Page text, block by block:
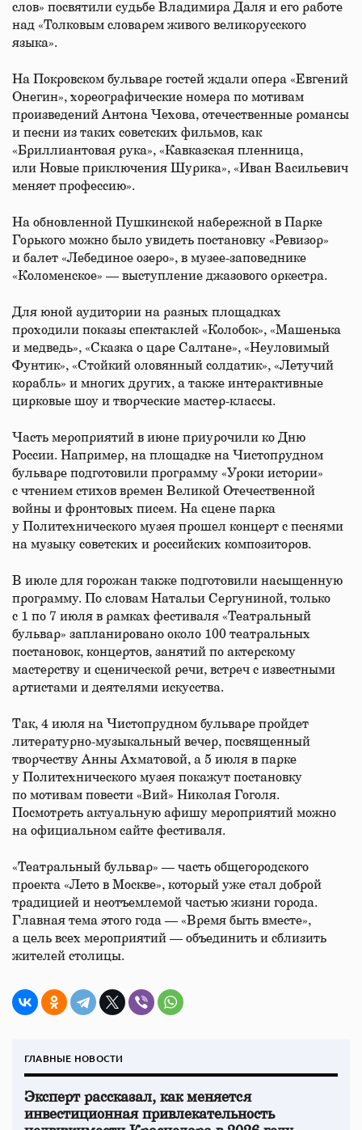
слов» посвятили судьбе Владимира Даля и его работе
над «Толковым словарем живого великорусского
языка».
На Покровском бульваре гостей ждали опера «Евгений
Онегин», хореографические номера по мотивам
произведений Антона Чехова, отечественные романсы
и песни из таких советских фильмов, как
«Бриллиантовая рука», «Кавказская пленница,
или Новые приключения Шурика», «Иван Васильевич
меняет профессию».
На обновленной Пушкинской набережной в Парке
Горького можно было увидеть постановку «Ревизор»
и балет «Лебединое озеро», в музее-заповеднике
«Коломенское» — выступление джазового оркестра.
Для юной аудитории на разных площадках
проходили показы спектаклей «Колобок», «Машенька
и медведь», «Сказка о царе Салтане», «Неуловимый
Фунтик», «Стойкий оловянный солдатик», «Летучий
корабль» и многих других, а также интерактивные
цирковые шоу и творческие мастер-классы.
Часть мероприятий в июне приурочили ко Дню
России. Например, на площадке на Чистопрудном
бульваре подготовили программу «Уроки истории»
с чтением стихов времен Великой Отечественной
войны и фронтовых писем. На сцене парка
у Политехнического музея прошел концерт с песнями
на музыку советских и российских композиторов.
В июле для горожан также подготовили насыщенную
программу. По словам Натальи Сергуниной, только
с 1 по 7 июля в рамках фестиваля «Театральный
бульвар» запланировано около 100 театральных
постановок, концертов, занятий по актерскому
мастерству и сценической речи, встреч с известными
артистами и деятелями искусства.
Так, 4 июля на Чистопрудном бульваре пройдет
литературно-музыкальный вечер, посвященный
творчеству Анны Ахматовой, а 5 июля в парке
у Политехнического музея покажут постановку
по мотивам повести «Вий» Николая Гоголя.
Посмотреть актуальную афишу мероприятий можно
на официальном сайте фестиваля.
«Театральный бульвар» — часть общегородского
проекта «Лето в Москве», который уже стал доброй
традицией и неотъемлемой частью жизни города.
Главная тема этого года — «Время быть вместе»,
а цель всех мероприятий — объединить и сблизить
жителей столицы.
ГЛАВНЫЕ НОВОСТИ
Эксперт рассказал, как меняется
инвестиционная привлекательность